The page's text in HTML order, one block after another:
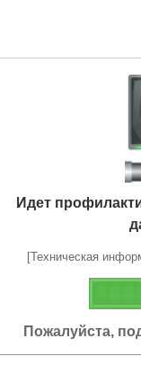
Идет
[Техническая
Пожалуйста,